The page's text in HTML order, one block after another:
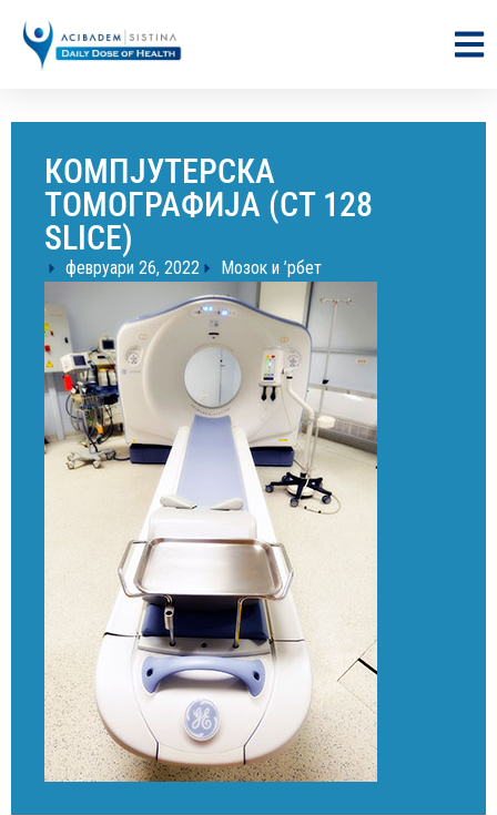
КОМПЈУТЕРСКА
ТОМОГРАФИЈА (CT 128
SLICE)
февруари 26, 2022 Мозок и ’рбет